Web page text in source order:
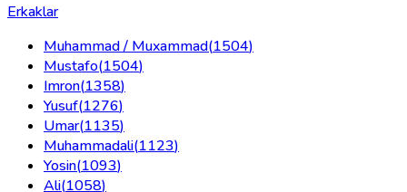
Erkaklar
Muhammad / Muxammad(1504)
Mustafo(1504)
Imron(1358)
Yusuf(1276)
Umar(1135)
Muhammadali(1123)
Yosin(1093)
Ali(1058)